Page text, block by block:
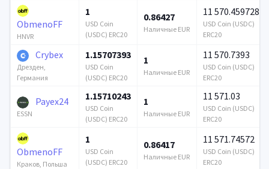
ObmenoFF
HNVR
1
USD Coin
(USDC) ERC20
0.86427
Наличные EUR
11 570.459728
USD Coin (USDC)
ERC20
Crybex
Дрезден,
Германия
1.15707393
USD Coin
(USDC) ERC20
1
Наличные EUR
11 570.7393
USD Coin (USDC)
ERC20
Payex24
ESSN
1.15710243
USD Coin
(USDC) ERC20
1
Наличные EUR
11 571.03
USD Coin (USDC)
ERC20
ObmenoFF
Краков, Польша
1
USD Coin
(USDC) ERC20
0.86417
Наличные EUR
11 571.74572
USD Coin (USDC)
ERC20